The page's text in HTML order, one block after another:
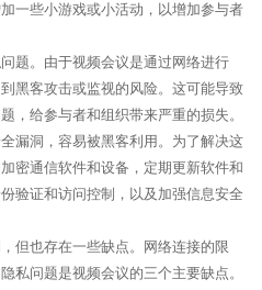
一些小游戏或小活动，以增加参与者
题。由于视频会议是通过网络进行
黑客攻击或监视的风险。这可能导致
，给参与者和组织带来严重的损失。
漏洞，容易被黑客利用。为了解决这
密通信软件和设备，定期更新软件和
验证和访问控制，以及加强信息安全
但也存在一些缺点。网络连接的限
私问题是视频会议的三个主要缺点。